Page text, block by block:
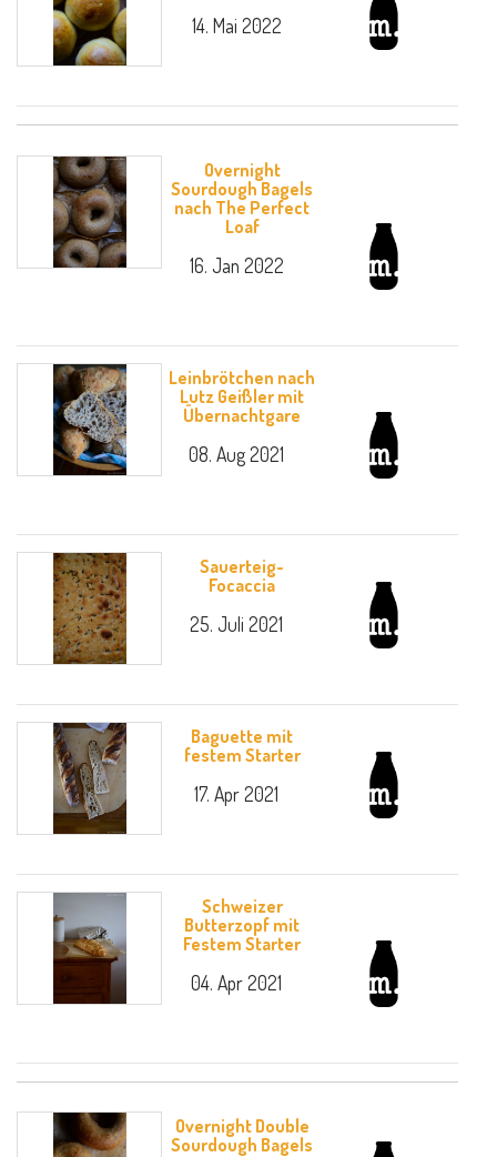
14. Mai 2022
Overnight
Sourdough Bagels
nach The Perfect
Loaf
16. Jan 2022
Leinbrötchen nach
Lutz Geißler mit
Übernachtgare
08. Aug 2021
Sauerteig-
Focaccia
25. Juli 2021
Baguette mit
festem Starter
17. Apr 2021
Schweizer
Butterzopf mit
Festem Starter
04. Apr 2021
Overnight Double
Sourdough Bagels